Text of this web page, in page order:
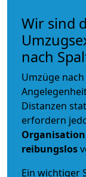
Wir sind
nach
Umzüge
Distanzen
erfordern
Organisation
reibungslos
Ein wichtiger